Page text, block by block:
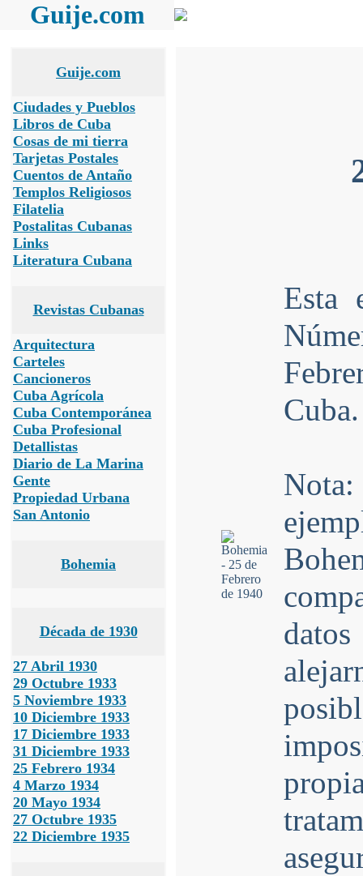
Guije.com
Guije.com
Ciudades y Pueblos
Libros de Cuba
Cosas de mi tierra
Tarjetas Postales
Cuentos de Antaño
Templos Religiosos
Filatelia
Postalitas Cubanas
Links
Literatura Cubana
Revistas Cubanas
Arquitectura
Carteles
Cancioneros
Cuba Agrícola
Cuba Contemporánea
Cuba Profesional
Detallistas
Diario de La Marina
Gente
Propiedad Urbana
San Antonio
Bohemia
Década de 1930
27 Abril 1930
29 Octubre 1933
5 Noviembre 1933
10 Diciembre 1933
17 Diciembre 1933
31 Diciembre 1933
25 Febrero 1934
4 Marzo 1934
20 Mayo 1934
27 Octubre 1935
22 Diciembre 1935
Esta
Cuba.
Nota: